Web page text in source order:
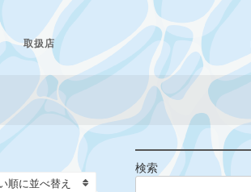
取扱店
検索